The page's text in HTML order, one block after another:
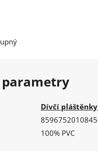
Dívčí pláštěnky
8596752010845
100% PVC